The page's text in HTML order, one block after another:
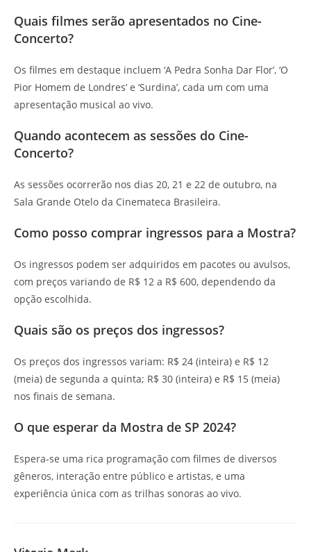
Quais filmes serão apresentados no Cine-
Concerto?
Os filmes em destaque incluem ‘A Pedra Sonha Dar Flor’, ‘O
Pior Homem de Londres’ e ‘Surdina’, cada um com uma
apresentação musical ao vivo.
Quando acontecem as sessões do Cine-
Concerto?
As sessões ocorrerão nos dias 20, 21 e 22 de outubro, na
Sala Grande Otelo da Cinemateca Brasileira.
Como posso comprar ingressos para a Mostra?
Os ingressos podem ser adquiridos em pacotes ou avulsos,
com preços variando de R$ 12 a R$ 600, dependendo da
opção escolhida.
Quais são os preços dos ingressos?
Os preços dos ingressos variam: R$ 24 (inteira) e R$ 12
(meia) de segunda a quinta; R$ 30 (inteira) e R$ 15 (meia)
nos finais de semana.
O que esperar da Mostra de SP 2024?
Espera-se uma rica programação com filmes de diversos
gêneros, interação entre público e artistas, e uma
experiência única com as trilhas sonoras ao vivo.